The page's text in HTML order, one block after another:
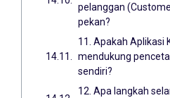
pelanggan
pekan?
11. Apakah Aplikasi
mendukung
sendiri?
12. Apa langkah